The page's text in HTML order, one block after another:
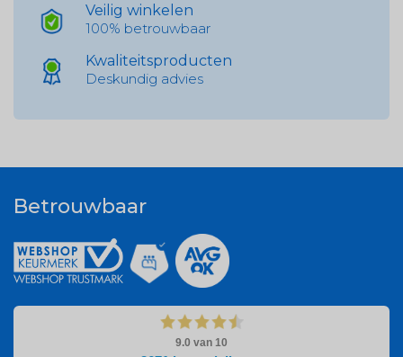
Veilig winkelen
100% betrouwbaar
Kwaliteitsproducten
Deskundig advies
Betrouwbaar